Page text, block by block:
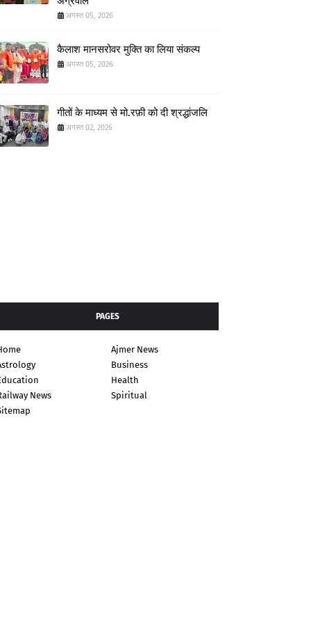
अगस्त 05, 2026
कैलाश मानसरोवर मुक्ति का लिया संकल्प
अगस्त 05, 2026
गीतों के माध्यम से मो.रफ़ी को दी श्रद्धांजलि
अगस्त 02, 2026
PAGES
Ajmer News
Business
Health
News
Spiritual